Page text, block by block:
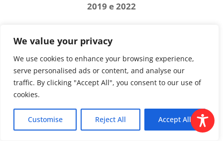
We value your privacy
We use cookies to enhance your browsing experience,
serve personalised ads or content, and analyse our
traffic. By clicking "Accept All", you consent to our use of
cookies.
Customise Reject All Accept All
2019 e 2022